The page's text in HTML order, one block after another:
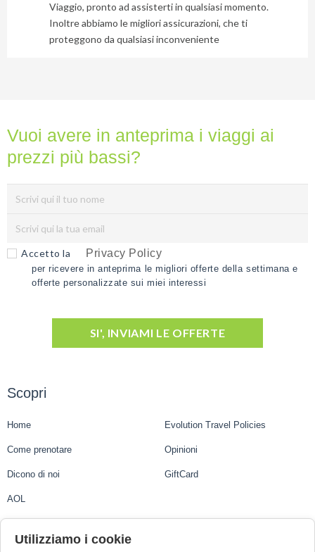
Viaggio, pronto ad assisterti in qualsiasi momento.
Inoltre abbiamo le migliori assicurazioni, che ti
proteggono da qualsiasi inconveniente
Vuoi avere in anteprima i viaggi ai
prezzi più bassi?
Accetto la Privacy Policy
per ricevere in anteprima le migliori offerte della settimana e
offerte personalizzate sui miei interessi
SI', INVIAMI LE OFFERTE
Scopri
Home Evolution Travel Policies
Come prenotare Opinioni
Dicono di noi GiftCard
AOL
Evolution Travel
Utilizziamo i cookie